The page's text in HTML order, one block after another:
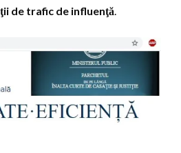
de trafic de influenţă.